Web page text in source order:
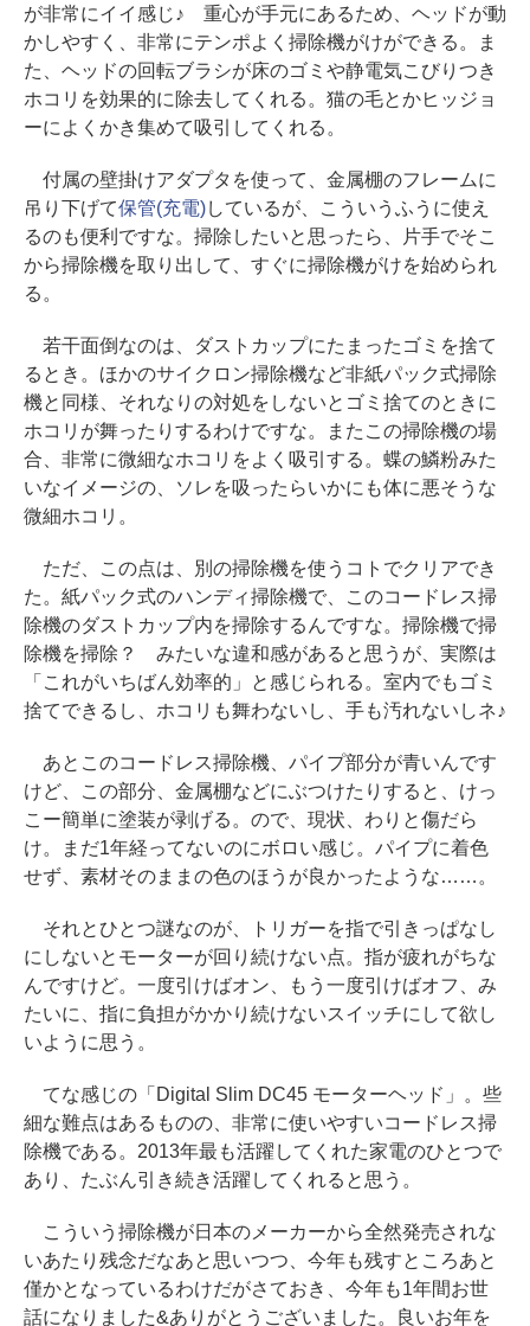
が非常にイイ感じ♪ 重心が手元にあるため、ヘッドが動
かしやすく、非常にテンポよく掃除機がけができる。ま
た、ヘッドの回転ブラシが床のゴミや静電気こびりつき
ホコリを効果的に除去してくれる。猫の毛とかヒッジョ
ーによくかき集めて吸引してくれる。
付属の壁掛けアダプタを使って、金属棚のフレームに
吊り下げて保管(充電)しているが、こういうふうに使え
るのも便利ですな。掃除したいと思ったら、片手でそこ
から掃除機を取り出して、すぐに掃除機がけを始められ
る。
若干面倒なのは、ダストカップにたまったゴミを捨て
るとき。ほかのサイクロン掃除機など非紙パック式掃除
機と同様、それなりの対処をしないとゴミ捨てのときに
ホコリが舞ったりするわけですな。またこの掃除機の場
合、非常に微細なホコリをよく吸引する。蝶の鱗粉みた
いなイメージの、ソレを吸ったらいかにも体に悪そうな
微細ホコリ。
ただ、この点は、別の掃除機を使うコトでクリアでき
た。紙パック式のハンディ掃除機で、このコードレス掃
除機のダストカップ内を掃除するんですな。掃除機で掃
除機を掃除？ みたいな違和感があると思うが、実際は
「これがいちばん効率的」と感じられる。室内でもゴミ
捨てできるし、ホコリも舞わないし、手も汚れないしネ♪
あとこのコードレス掃除機、パイプ部分が青いんです
けど、この部分、金属棚などにぶつけたりすると、けっ
こー簡単に塗装が剥げる。ので、現状、わりと傷だら
け。まだ1年経ってないのにボロい感じ。パイプに着色
せず、素材そのままの色のほうが良かったような……。
それとひとつ謎なのが、トリガーを指で引きっぱなし
にしないとモーターが回り続けない点。指が疲れがちな
んですけど。一度引けばオン、もう一度引けばオフ、み
たいに、指に負担がかかり続けないスイッチにして欲し
いように思う。
てな感じの「Digital Slim DC45 モーターヘッド」。些
細な難点はあるものの、非常に使いやすいコードレス掃
除機である。2013年最も活躍してくれた家電のひとつで
あり、たぶん引き続き活躍してくれると思う。
こういう掃除機が日本のメーカーから全然発売されな
いあたり残念だなあと思いつつ、今年も残すところあと
僅かとなっているわけだがさておき、今年も1年間お世
話になりました&ありがとうございました。良いお年を